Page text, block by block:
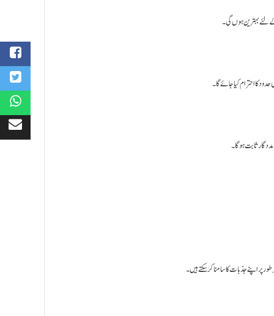
لئے بہترین ہوں گی۔
کا احترام کیا جائے گا۔
ثابت ہوگا۔
پر اپنے جذبات کا سامنا کر سکتے ہیں۔